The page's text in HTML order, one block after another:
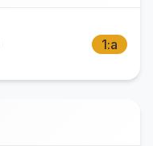
1:a